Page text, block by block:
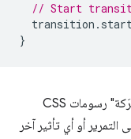
// Start
transition .
}
في الواقع، تستخدِم "عمليات النقل لعناصر مشترَكة" رسومات CSS
التمرير أو أي تأثير آخر